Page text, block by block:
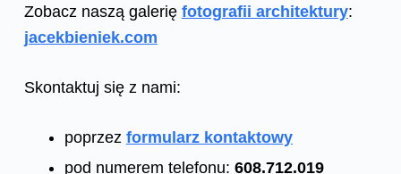
Zobacz naszą galerię fotografii architektury:
jacekbieniek.com
Skontaktuj się z nami:
poprzez formularz kontaktowy
pod numerem telefonu: 608.712.019